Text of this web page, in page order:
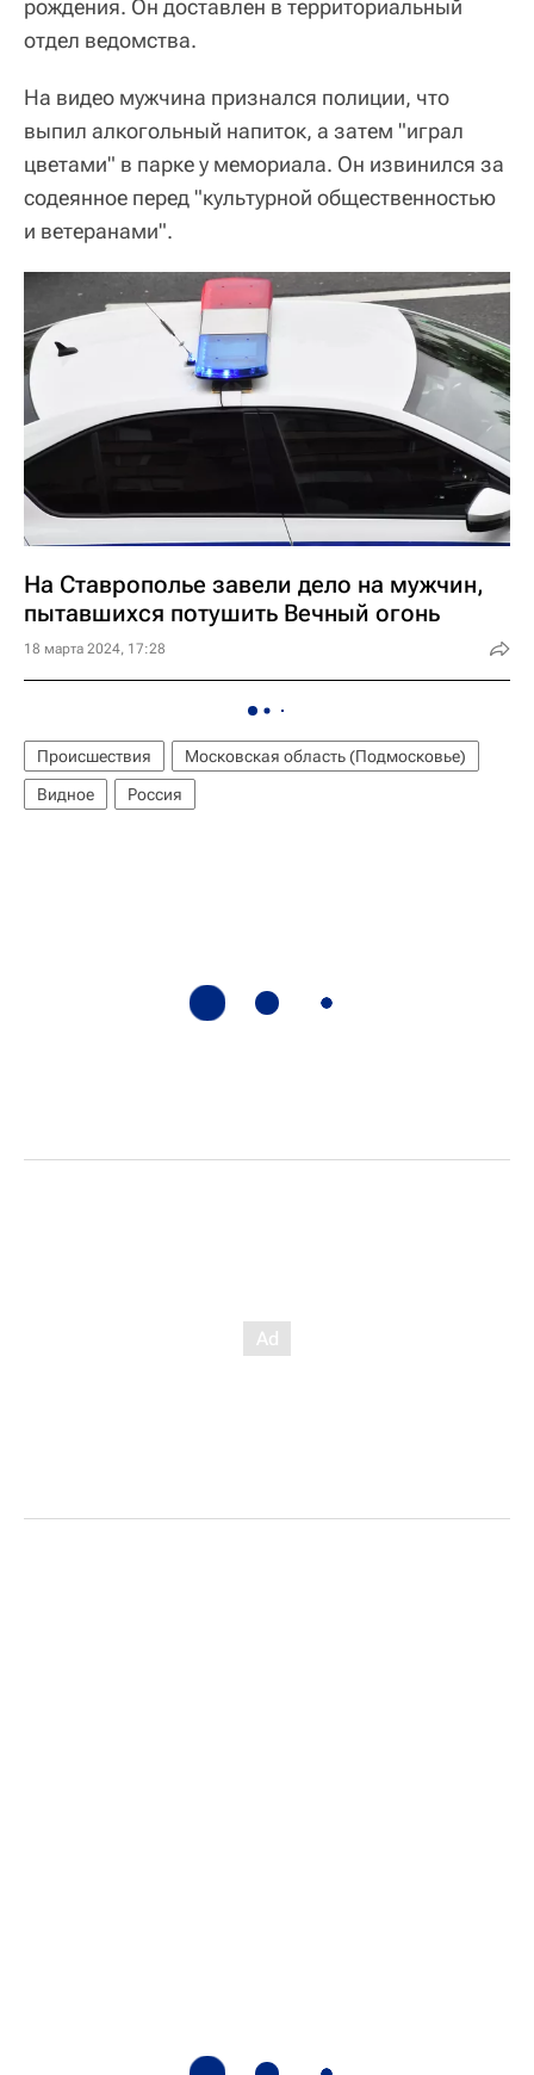
рождения. Он доставлен в территориальный
отдел ведомства.
На видео мужчина признался полиции, что
выпил алкогольный напиток, а затем "играл
цветами" в парке у мемориала. Он извинился за
содеянное перед "культурной общественностью
и ветеранами".
На Ставрополье завели дело на мужчин,
пытавшихся потушить Вечный огонь
18 марта 2024, 17:28
Происшествия
Московская область (Подмосковье)
Видное
Россия